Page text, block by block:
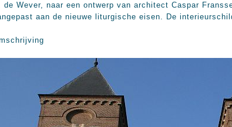
de Wever, naar een ontwerp van architect Caspar
aan de nieuwe liturgische eisen. De